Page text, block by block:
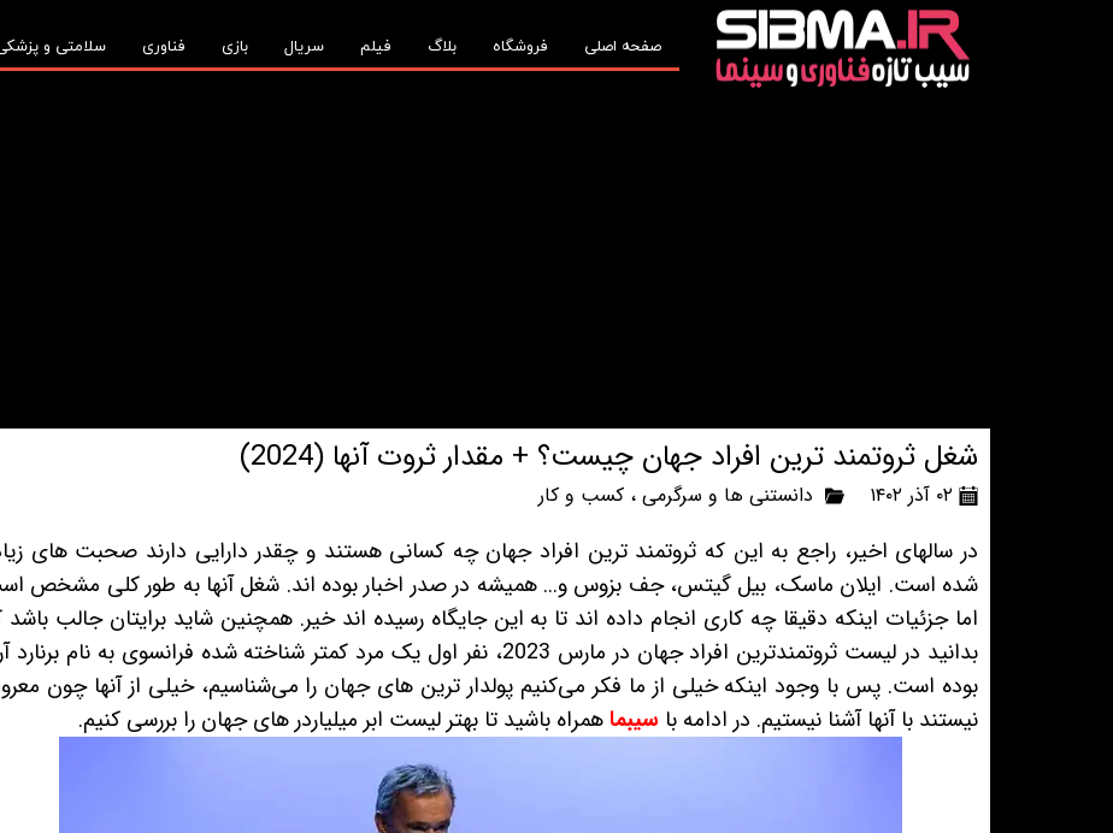
صفحه اصلی فروشگاه بلاگ فیلم سریال بازی فناوری سلامتی و
شغل ثروتمند ترین افراد جهان چیست؟ + مقدار ثروت آنها (2024)
۰۲ آذر ۱۴۰۲ دانستنی ها و سرگرمی ، کسب و کار
در سالهای اخیر، راجع به این که ثروتمند ترین افراد جهان چه کسانی هستند و چقدر دارایی دارند صحبت های
شده است. ایلان ماسک، بیل گیتس، جف بزوس و... همیشه در صدر اخبار بوده اند. شغل آنها به طور کلی مشخص
اما جزئیات اینکه دقیقا چه کاری انجام داده اند تا به این جایگاه رسیده اند خیر. همچنین شاید برایتان جالب باشد
بدانید در لیست ثروتمندترین افراد جهان در مارس 2023، نفر اول یک مرد کمتر شناخته شده فرانسوی به نام برنارد
بوده است. پس با وجود اینکه خیلی از ما فکر می‌کنیم پولدار ترین های جهان را می‌شناسیم، خیلی از آنها چون
نیستند با آنها آشنا نیستیم. در ادامه با سیبماهمراه باشید تا بهتر لیست ابر میلیاردر های جهان را بررسی کنیم.